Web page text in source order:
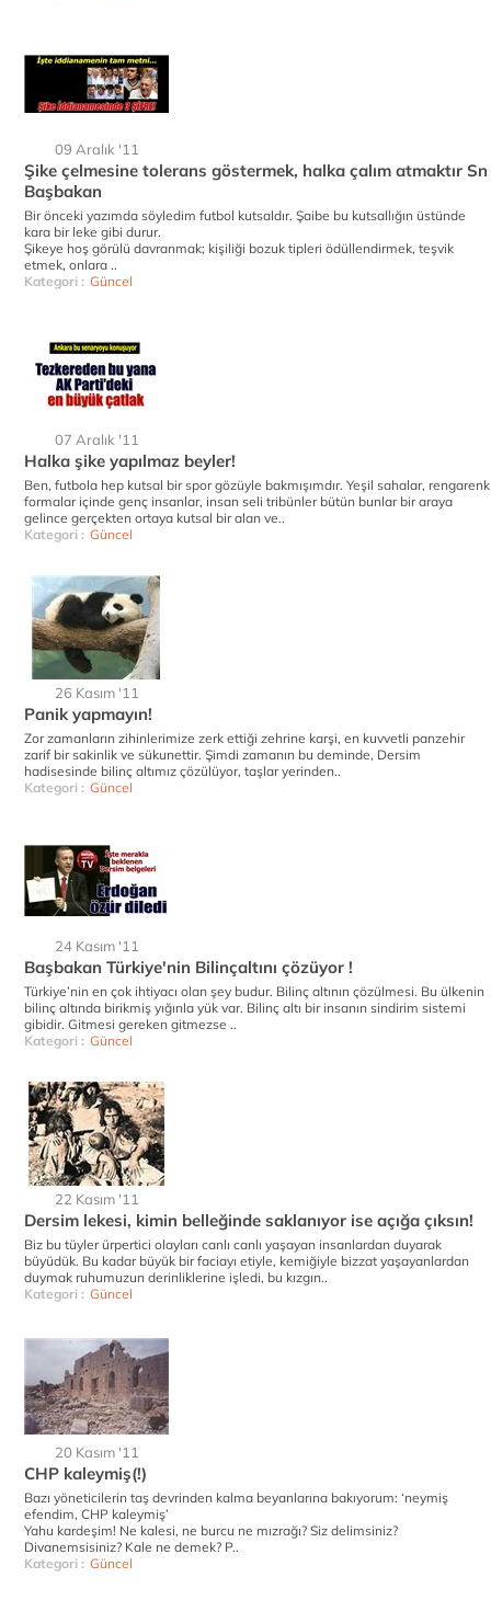
09 Aralık '11
Şike çelmesine tolerans göstermek, halka çalım atmaktır Sn
Başbakan
Bir önceki yazımda söyledim futbol kutsaldır. Şaibe bu kutsallığın üstünde
kara bir leke gibi durur.
Şikeye hoş görülü davranmak; kişiliği bozuk tipleri ödüllendirmek, teşvik
etmek, onlara ..
Kategori : Güncel
07 Aralık '11
Halka şike yapılmaz beyler!
Ben, futbola hep kutsal bir spor gözüyle bakmışımdır. Yeşil sahalar, rengarenk
formalar içinde genç insanlar, insan seli tribünler bütün bunlar bir araya
gelince gerçekten ortaya kutsal bir alan ve..
Kategori : Güncel
26 Kasım '11
Panik yapmayın!
Zor zamanların zihinlerimize zerk ettiği zehrine karşi, en kuvvetli panzehir
zarif bir sakinlik ve sükunettir. Şimdi zamanın bu deminde, Dersim
hadisesinde bilinç altımız çözülüyor, taşlar yerinden..
Kategori : Güncel
24 Kasım '11
Başbakan Türkiye'nin Bilinçaltını çözüyor !
Türkiye’nin en çok ihtiyacı olan şey budur. Bilinç altının çözülmesi. Bu ülkenin
bilinç altında birikmiş yığınla yük var. Bilinç altı bir insanın sindirim sistemi
gibidir. Gitmesi gereken gitmezse ..
Kategori : Güncel
22 Kasım '11
Dersim lekesi, kimin belleğinde saklanıyor ise açığa çıksın!
Biz bu tüyler ürpertici olayları canlı canlı yaşayan insanlardan duyarak
büyüdük. Bu kadar büyük bir faciayı etiyle, kemiğiyle bizzat yaşayanlardan
duymak ruhumuzun derinliklerine işledi, bu kızgın..
Kategori : Güncel
20 Kasım '11
CHP kaleymiş(!)
Bazı yöneticilerin taş devrinden kalma beyanlarına bakıyorum: ‘neymiş
efendim, CHP kaleymiş’
Yahu kardeşim! Ne kalesi, ne burcu ne mızrağı? Siz delimsiniz?
Divanemsisiniz? Kale ne demek? P..
Kategori : Güncel